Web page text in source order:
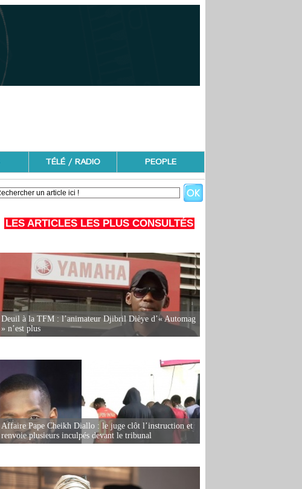
TÉLÉ / RADIO PEOPLE
LES ARTICLES LES PLUS CONSULTÉS
Deuil à la TFM : l’animateur Djibril Dièye d’« Automag
» n’est plus
Affaire Pape Cheikh Diallo : le juge clôt l’instruction et
renvoie plusieurs inculpés devant le tribunal